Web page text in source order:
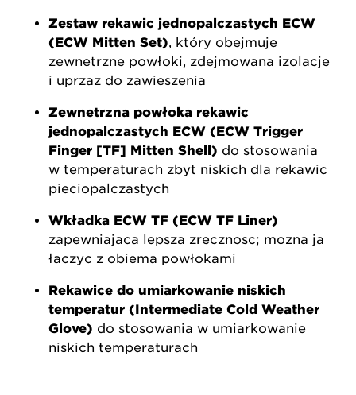
Zestaw rękawic jednopalczastych ECW
(ECW Mitten Set), który obejmuje
zewnętrzne powłoki, zdejmowaną izolację
i uprząż do zawieszenia
Zewnętrzna powłoka rękawic
jednopalczastych ECW (ECW Trigger
Finger [TF] Mitten Shell) do stosowania
w temperaturach zbyt niskich dla rękawic
pięciopalczastych
Wkładka ECW TF (ECW TF Liner)
zapewniająca lepszą zręczność; można ją
łączyć z obiema powłokami
Rękawice do umiarkowanie niskich
temperatur (Intermediate Cold Weather
Glove) do stosowania w umiarkowanie
niskich temperaturach